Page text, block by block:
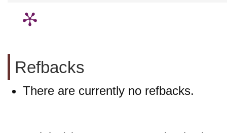
Refbacks
There are currently no refbacks.